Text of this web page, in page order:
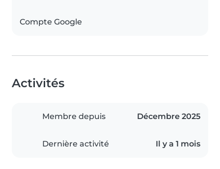
Compte Google
Activités
Membre depuis Décembre 2025
Dernière activité Il y a 1 mois